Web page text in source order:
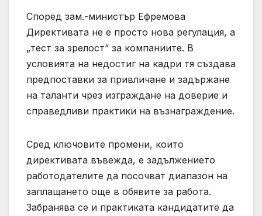
Според зам.-министър Ефремова
Директивата не е просто нова регулация, а
„тест за зрелост“ за компаниите. В
условията на недостиг на кадри тя създава
предпоставки за привличане и задържане
на таланти чрез изграждане на доверие и
справедливи практики на възнаграждение.
Сред ключовите промени, които
директивата въвежда, е задължението
работодателите да посочват диапазон на
заплащането още в обявите за работа.
Забранява се и практиката кандидатите да